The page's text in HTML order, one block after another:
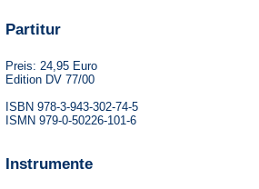
Partitur
Preis: 24,95 Euro
Edition DV 77/00
ISBN 978-3-943-302-74-5
ISMN 979-0-50226-101-6
Instrumente